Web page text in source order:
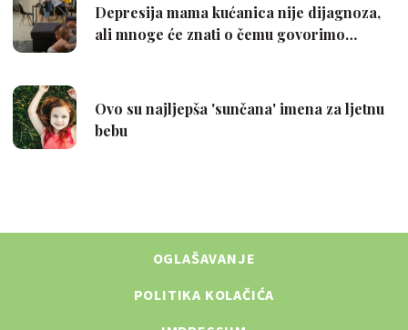
OGLAŠAVANJE
POLITIKA KOLAČIĆA